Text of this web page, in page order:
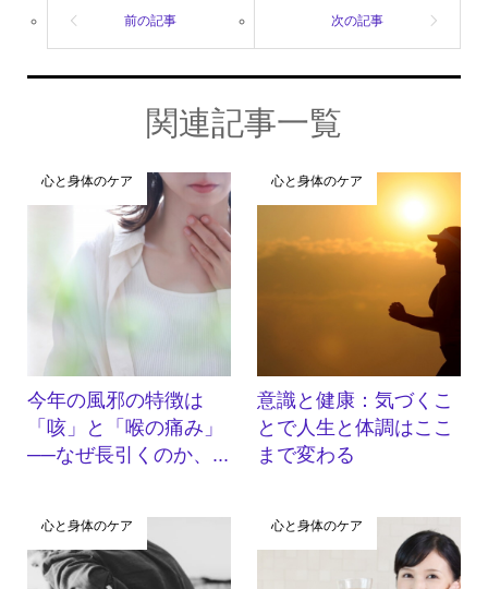
関連記事一覧
心と身体のケア
今年の風邪の特徴は
「咳」と「喉の痛み」
──なぜ長引くのか、...
心と身体のケア
意識と健康：気づくこ
とで人生と体調はここ
まで変わる
心と身体のケア 心と身体のケア